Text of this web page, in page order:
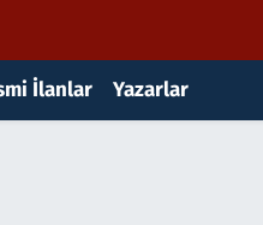
İlanlar Yazarlar